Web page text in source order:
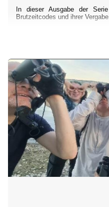
In dieser Ausgabe der
Brutzeitcodes und ihrer